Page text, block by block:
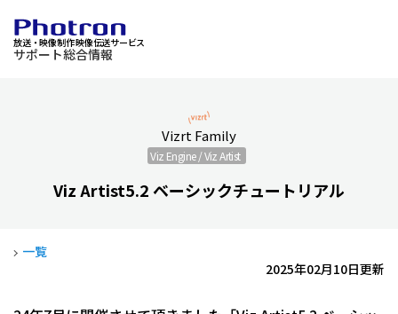
放送・映像制作 映像伝送サービス
サポート総合情報
Vizrt Family
Viz Engine / Viz Artist
Viz Artist5.2 ベーシックチュートリアル
一覧
2025年02月10日更新